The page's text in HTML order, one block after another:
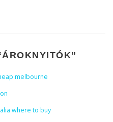
ÁROKNYITÓK”
melbourne
where to buy